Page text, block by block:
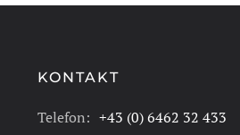
KONTAKT
Telefon: +43 (0) 6462 32 433